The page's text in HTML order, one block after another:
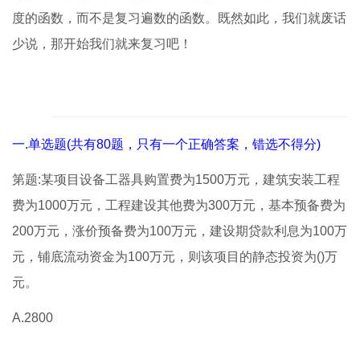
度的函数，而不是复习遍数的函数。既然如此，我们就废话
少说，那开始我们就来复习吧！
一.单选题(共有80题，只有一个正确答案，错选不得分)
第题:某项目设备工器具购置费为1500万元，建筑安装工程
费为1000万元，工程建设其他费为300万元，基本预备费为
200万元，涨价预备费为100万元，建设期贷款利息为100万
元，铺底流动资金为100万元，则该项目的静态投资为()万
元。
A.2800